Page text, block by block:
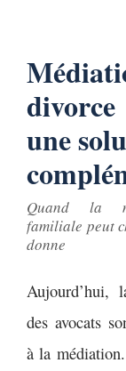
divorce
une
Quand la
familiale peut
donne
Aujourd’hui,
des avocats
à la